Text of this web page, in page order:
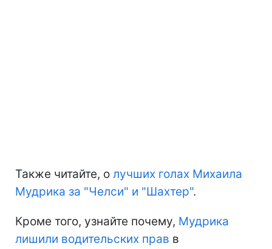
Также читайте, о лучших голах Михаила
Мудрика за "Челси" и "Шахтер".
Кроме того, узнайте почему, Мудрика
лишили водительских прав в